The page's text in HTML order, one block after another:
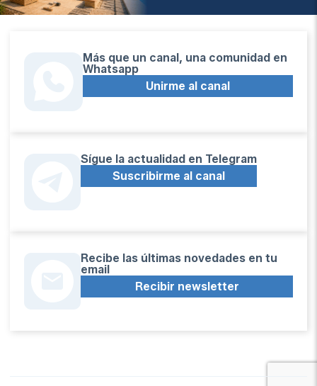
Más que un canal, una comunidad en
Whatsapp
Unirme al canal
Sígue la actualidad en Telegram
Suscribirme al canal
Recibe las últimas novedades en tu
email
Recibir newsletter